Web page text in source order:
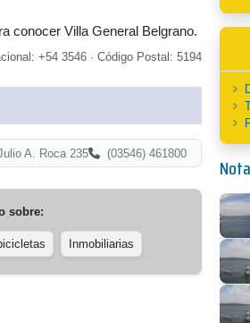
conocer Villa General Belgrano.
+54 3546 · Código Postal: 5194
A. Roca 235 (03546) 461800
sobre:
Inmobiliarias